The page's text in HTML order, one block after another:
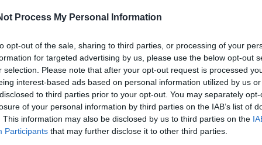
Process My Personal Information
opt-out of the sale, sharing to third parties, or processing of your
for targeted advertising by us, please use the below opt-out
selection. Please note that after your opt-out request is processed
interest-based ads based on personal information utilized by us
to third parties prior to your opt-out. You may separately
of your personal information by third parties on the IAB’s list of
This information may also be disclosed by us to third parties on the
Participants that may further disclose it to other third parties.
Mantas nutarė paskirti savo svečiams.
nesirengiu. Visi norintys tikrai dar gali bilietus įsigyti.
ne tik pasirodymas, bet ir staigmenų, dovanų. Kai
po kėde pasižiūrėti “, – sako jis.
vaiko“ pasirodyme žiūrovų lauks ne tik be
valandos trukmės Manto Stonkaus stand-up